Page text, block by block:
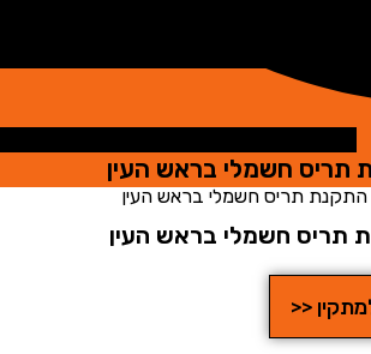
חשמלי בראש העין
תריס חשמלי בראש העין
חשמלי בראש העין
<<